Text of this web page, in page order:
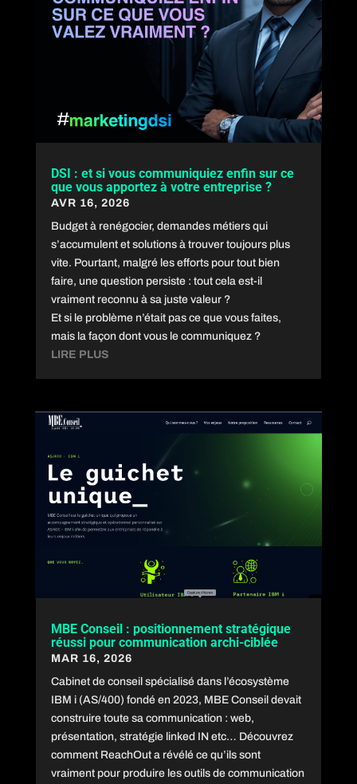
DSI : et si vous communiquiez enfin sur ce
que vous apportez à votre entreprise ?
AVR 16, 2026
Budget à renégocier, demandes métiers qui
s’accumulent et solutions à trouver toujours plus
vite. Pourtant, malgré les efforts pour tout bien
faire, une question persiste : tout cela est-il
vraiment reconnu à sa juste valeur ?
Et si le problème n’était pas ce que vous faites,
mais la façon dont vous le communiquez ?
LIRE PLUS
MBE Conseil : positionnement stratégique
réussi pour communication archi-ciblée
MAR 16, 2026
Cabinet de conseil spécialisé dans l’écosystème
IBM i (AS/400) fondé en 2023, MBE Conseil devait
construire toute sa communication : web,
présentation, stratégie linked IN etc… Découvrez
comment ReachOut a révélé ce qu’ils sont
vraiment pour produire les outils de communication